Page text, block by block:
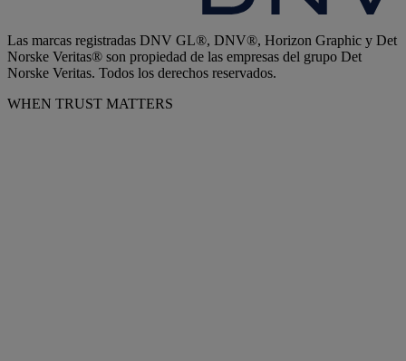
Las marcas registradas DNV GL®, DNV®, Horizon Graphic y Det
Norske Veritas® son propiedad de las empresas del grupo Det
Norske Veritas. Todos los derechos reservados.
WHEN TRUST MATTERS